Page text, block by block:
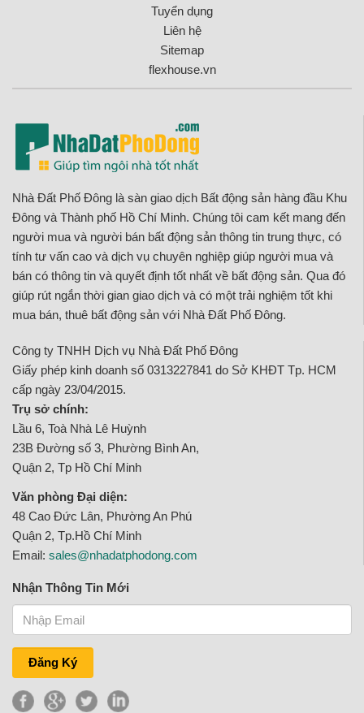
Tuyển dụng
Liên hệ
Sitemap
flexhouse.vn
Nhà Đất Phố Đông là sàn giao dịch Bất động sản hàng đầu Khu
Đông và Thành phố Hồ Chí Minh. Chúng tôi cam kết mang đến
người mua và người bán bất động sản thông tin trung thực, có
tính tư vấn cao và dịch vụ chuyên nghiệp giúp người mua và
bán có thông tin và quyết định tốt nhất về bất động sản. Qua đó
giúp rút ngắn thời gian giao dịch và có một trải nghiệm tốt khi
mua bán, thuê bất động sản với Nhà Đất Phố Đông.
Công ty TNHH Dịch vụ Nhà Đất Phố Đông
Giấy phép kinh doanh số 0313227841 do Sở KHĐT Tp. HCM
cấp ngày 23/04/2015.
Trụ sở chính:
Lầu 6, Toà Nhà Lê Huỳnh
23B Đường số 3, Phường Bình An,
Quận 2, Tp Hồ Chí Minh
Văn phòng Đại diện:
48 Cao Đức Lân, Phường An Phú
Quận 2, Tp.Hồ Chí Minh
Email: sales@nhadatphodong.com
Nhận Thông Tin Mới
Đăng Ký